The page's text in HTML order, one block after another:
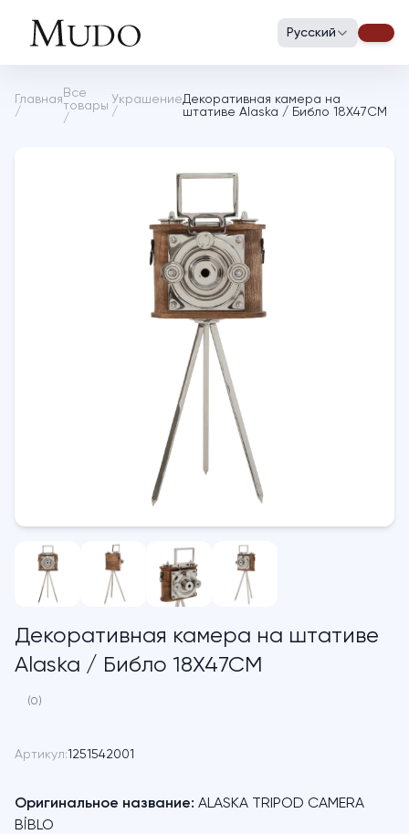
Русский
Главная
/
Все
товары
/
Украшение
/
Декоративная камера на
штативе Alaska / Библо 18X47CM
Декоративная камера на штативе
Alaska / Библо 18X47CM
(0)
Артикул:1251542001
Оригинальное название: ALASKA TRIPOD CAMERA
BİBLO